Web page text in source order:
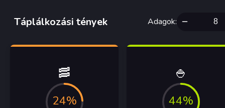
Táplálkozási tények Adagok:
🥓
24%
🍚
44%